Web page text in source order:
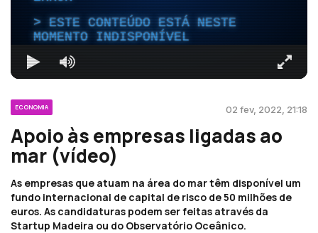
ESTE CONTEÚDO ESTÁ NESTE
MOMENTO INDISPONÍVEL
ECONOMIA 02 fev, 2022, 21:18
Apoio às empresas ligadas ao
mar (vídeo)
As empresas que atuam na área do mar têm disponível um
fundo internacional de capital de risco de 50 milhões de
euros. As candidaturas podem ser feitas através da
Startup Madeira ou do Observatório Oceânico.